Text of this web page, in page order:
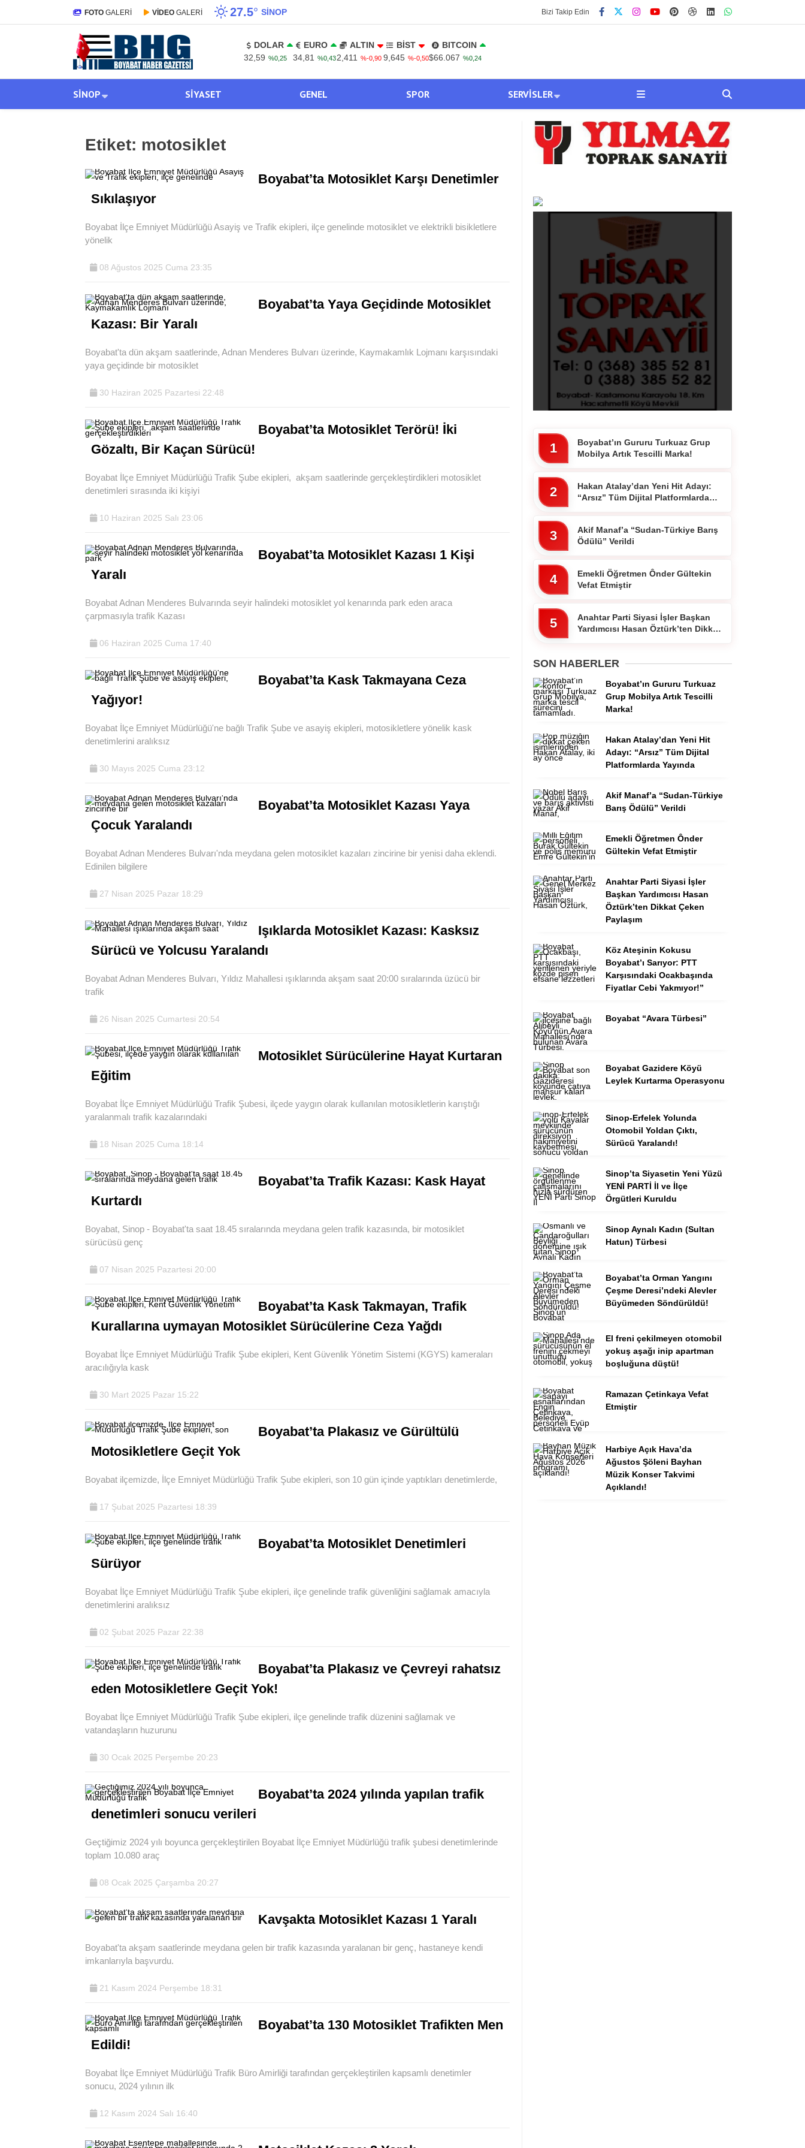
FOTO GALERİ VİDEO GALERİ 27.5° SINOP Bizi Takip Edin
DOLAR
32,59 %0,25
EURO
34,81
%0,43
ALTIN
2,411
%-0,90
BİST
9,645 %-0,50
BITCOIN
$66.067 %0,24
SINOP SIYASET GENEL SPOR SERVISLER
Etiket: motosiklet
Boyabat’ta Motosiklet Karşı Denetimler
Sıkılaşıyor
Boyabat İlçe Emniyet Müdürlüğü Asayiş ve Trafik ekipleri, ilçe genelinde motosiklet ve elektrikli bisikletlere
yönelik
08 Ağustos 2025 Cuma 23:35
Boyabat’ta Yaya Geçidinde Motosiklet
Kazası: Bir Yaralı
Boyabat'ta dün akşam saatlerinde, Adnan Menderes Bulvarı üzerinde, Kaymakamlık Lojmanı karşısındaki
yaya geçidinde bir motosiklet
30 Haziran 2025 Pazartesi 22:48
Boyabat’ta Motosiklet Terörü! İki
Gözaltı, Bir Kaçan Sürücü!
Boyabat İlçe Emniyet Müdürlüğü Trafik Şube ekipleri, akşam saatlerinde gerçekleştirdikleri motosiklet
denetimleri sırasında iki kişiyi
10 Haziran 2025 Salı 23:06
Boyabat’ta Motosiklet Kazası 1 Kişi
Yaralı
Boyabat Adnan Menderes Bulvarında seyir halindeki motosiklet yol kenarında park eden araca
çarpmasıyla trafik Kazası
06 Haziran 2025 Cuma 17:40
Boyabat’ta Kask Takmayana Ceza
Yağıyor!
Boyabat İlçe Emniyet Müdürlüğü'ne bağlı Trafik Şube ve asayiş ekipleri, motosikletlere yönelik kask
denetimlerini aralıksız
30 Mayıs 2025 Cuma 23:12
Boyabat’ta Motosiklet Kazası Yaya
Çocuk Yaralandı
Boyabat Adnan Menderes Bulvarı'nda meydana gelen motosiklet kazaları zincirine bir yenisi daha eklendi.
Edinilen bilgilere
27 Nisan 2025 Pazar 18:29
Işıklarda Motosiklet Kazası: Kasksız
Sürücü ve Yolcusu Yaralandı
Boyabat Adnan Menderes Bulvarı, Yıldız Mahallesi ışıklarında akşam saat 20:00 sıralarında üzücü bir
trafik
26 Nisan 2025 Cumartesi 20:54
Motosiklet Sürücülerine Hayat Kurtaran
Eğitim
Boyabat İlçe Emniyet Müdürlüğü Trafik Şubesi, ilçede yaygın olarak kullanılan motosikletlerin karıştığı
yaralanmalı trafik kazalarındaki
18 Nisan 2025 Cuma 18:14
Boyabat’ta Trafik Kazası: Kask Hayat
Kurtardı
Boyabat, Sinop - Boyabat'ta saat 18.45 sıralarında meydana gelen trafik kazasında, bir motosiklet
sürücüsü genç
07 Nisan 2025 Pazartesi 20:00
Boyabat’ta Kask Takmayan, Trafik
Kurallarına uymayan Motosiklet Sürücülerine Ceza Yağdı
Boyabat İlçe Emniyet Müdürlüğü Trafik Şube ekipleri, Kent Güvenlik Yönetim Sistemi (KGYS) kameraları
aracılığıyla kask
30 Mart 2025 Pazar 15:22
Boyabat’ta Plakasız ve Gürültülü
Motosikletlere Geçit Yok
Boyabat ilçemizde, İlçe Emniyet Müdürlüğü Trafik Şube ekipleri, son 10 gün içinde yaptıkları denetimlerde,
17 Şubat 2025 Pazartesi 18:39
Boyabat’ta Motosiklet Denetimleri
Sürüyor
Boyabat İlçe Emniyet Müdürlüğü Trafik Şube ekipleri, ilçe genelinde trafik güvenliğini sağlamak amacıyla
denetimlerini aralıksız
02 Şubat 2025 Pazar 22:38
Boyabat’ta Plakasız ve Çevreyi rahatsız
eden Motosikletlere Geçit Yok!
Boyabat İlçe Emniyet Müdürlüğü Trafik Şube ekipleri, ilçe genelinde trafik düzenini sağlamak ve
vatandaşların huzurunu
30 Ocak 2025 Perşembe 20:23
Boyabat’ta 2024 yılında yapılan trafik
denetimleri sonucu verileri
Geçtiğimiz 2024 yılı boyunca gerçekleştirilen Boyabat İlçe Emniyet Müdürlüğü trafik şubesi denetimlerinde
toplam 10.080 araç
08 Ocak 2025 Çarşamba 20:27
Kavşakta Motosiklet Kazası 1 Yaralı
Boyabat'ta akşam saatlerinde meydana gelen bir trafik kazasında yaralanan bir genç, hastaneye kendi
imkanlarıyla başvurdu.
21 Kasım 2024 Perşembe 18:31
Boyabat’ta 130 Motosiklet Trafikten Men
Edildi!
Boyabat İlçe Emniyet Müdürlüğü Trafik Büro Amirliği tarafından gerçekleştirilen kapsamlı denetimler
sonucu, 2024 yılının ilk
12 Kasım 2024 Salı 16:40
1
Boyabat’ın Gururu Turkuaz Grup
Mobilya Artık Tescilli Marka!
2
Hakan Atalay’dan Yeni Hit Adayı:
“Arsız” Tüm Dijital Platformlarda
3
Akif Manaf’a “Sudan-Türkiye Barış
Ödülü” Verildi
4
Emekli Öğretmen Ônder Gültekin
Vefat Etmiştir
5
Anahtar Parti Siyasi İşler Başkan
Yardımcısı Hasan Öztürk’ten Dikkat
SON HABERLER
Boyabat’ın Gururu Turkuaz
Grup Mobilya Artık Tescilli
Marka!
Hakan Atalay’dan Yeni Hit
Adayı: “Arsız” Tüm Dijital
Platformlarda Yayında
Akif Manaf’a “Sudan-Türkiye
Barış Ödülü” Verildi
Emekli Öğretmen Ônder
Gültekin Vefat Etmiştir
Anahtar Parti Siyasi İşler
Başkan Yardımcısı Hasan
Öztürk’ten Dikkat Çeken
Paylaşım
Köz Ateşinin Kokusu
Boyabat’ı Sarıyor: PTT
Karşısındaki Ocakbaşında
Fiyatlar Cebi Yakmıyor!”
Boyabat “Avara Türbesi”
Boyabat Gazidere Köyü
Leylek Kurtarma Operasyonu
Sinop-Erfelek Yolunda
Otomobil Yoldan Çıktı,
Sürücü Yaralandı!
Sinop’ta Siyasetin Yeni Yüzü
YENİ PARTİ İl ve İlçe
Örgütleri Kuruldu
Sinop Aynalı Kadın (Sultan
Hatun) Türbesi
Boyabat’ta Orman Yangını
Çeşme Deresi’ndeki Alevler
Büyümeden Söndürüldü!
El freni çekilmeyen otomobil
yokuş aşağı inip apartman
boşluğuna düştü!
Ramazan Çetinkaya Vefat
Etmiştir
Harbiye Açık Hava’da
Ağustos Şöleni Bayhan
Müzik Konser Takvimi
Açıklandı!